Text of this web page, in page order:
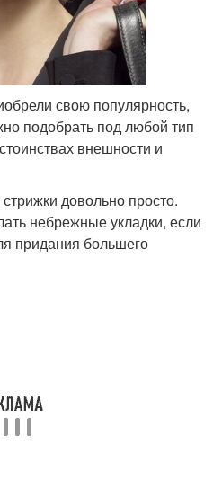
свою популярность,
подобрать под любой тип
внешности и
довольно просто.
небрежные укладки, если
придания большего